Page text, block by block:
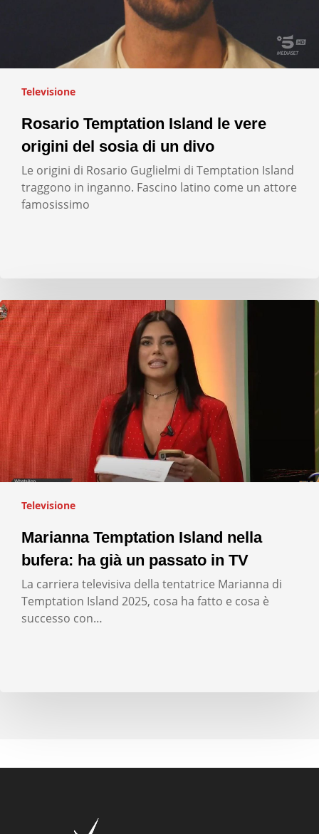
Televisione
Rosario Temptation Island le vere
origini del sosia di un divo
Le origini di Rosario Guglielmi di Temptation Island
traggono in inganno. Fascino latino come un attore
famosissimo
Televisione
Marianna Temptation Island nella
bufera: ha già un passato in TV
La carriera televisiva della tentatrice Marianna di
Temptation Island 2025, cosa ha fatto e cosa è
successo con…